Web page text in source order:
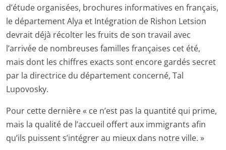
d’étude organisées, brochures informatives en français,
le département Alya et Intégration de Rishon Letsion
devrait déjà récolter les fruits de son travail avec
l’arrivée de nombreuses familles françaises cet été,
mais dont les chiffres exacts sont encore gardés secret
par la directrice du département concerné, Tal
Lupovosky.
Pour cette dernière « ce n’est pas la quantité qui prime,
mais la qualité de l’accueil offert aux immigrants afin
qu’ils puissent s’intégrer au mieux dans notre ville. »